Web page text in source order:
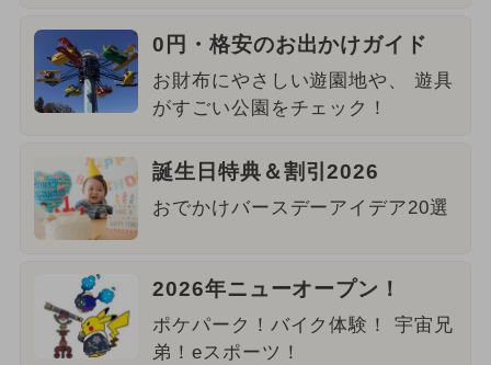
0円・格安のお出かけガイド
お財布にやさしい遊園地や、 遊具
がすごい公園をチェック！
誕生日特典＆割引2026
おでかけバースデーアイデア20選
2026年ニューオープン！
ポケパーク！バイク体験！ 宇宙兄
弟！eスポーツ！